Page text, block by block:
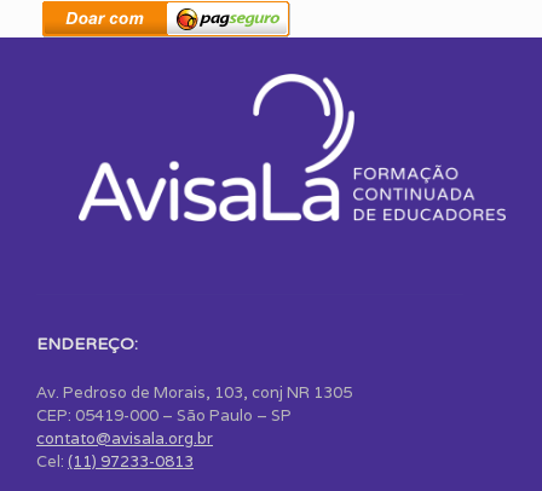
ENDEREÇO:
Av. Pedroso de Morais, 103, conj NR 1305
CEP: 05419-000 – São Paulo – SP
contato@avisala.org.br
Cel: (11) 97233-0813